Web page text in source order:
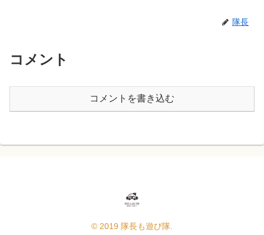
隊長
コメント
コメントを書き込む
© 2019 隊長も遊び隊.